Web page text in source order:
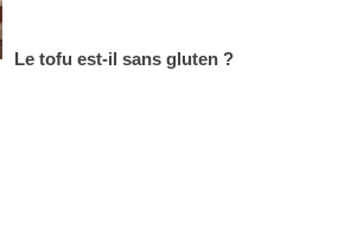
Le tofu est-il sans gluten ?